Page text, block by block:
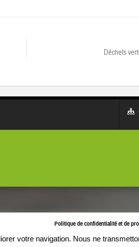
Déchets
Politique de confidentialité et de
votre navigation. Nous ne